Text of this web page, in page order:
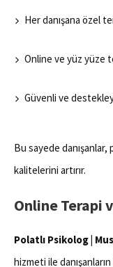
Her danışana özel
Online ve yüz yüze
Güvenli ve
Bu sayede
kalitelerini artırır.
Online Terapi
Polatlı Psikolog |
hizmeti ile